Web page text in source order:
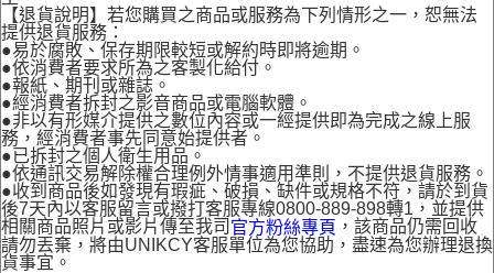
【退貨說明】若您購買之商品或服務為下列情形之一，恕無法
提供退貨服務：
●易於腐敗、保存期限較短或解約時即將逾期。
●依消費者要求所為之客製化給付。
●報紙、期刊或雜誌。
●經消費者拆封之影音商品或電腦軟體。
●非以有形媒介提供之數位內容或一經提供即為完成之線上服
務，經消費者事先同意始提供者。
●已拆封之個人衛生用品。
●依通訊交易解除權合理例外情事適用準則，不提供退貨服務。
●收到商品後如發現有瑕疵、破損、缺件或規格不符，請於到貨
後7天內以客服留言或撥打客服專線0800-889-898轉1，並提供
相關商品照片或影片傳至我司 官方粉絲專頁 ，該商品仍需回收
請勿丟棄，將由UNIKCY客服單位為您協助，盡速為您辦理退換
貨事宜。